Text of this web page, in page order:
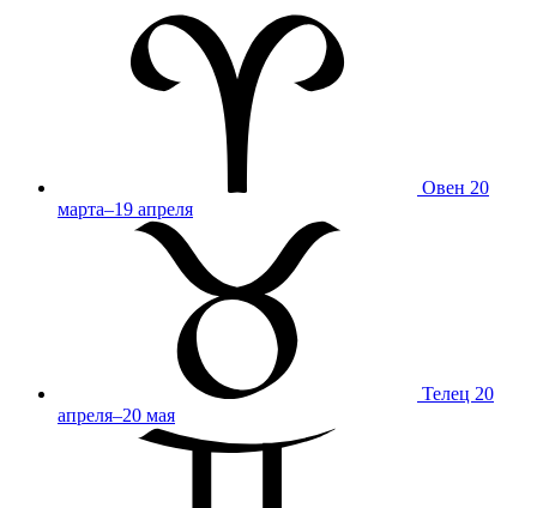
Овен 20
марта–19 апреля
Телец 20
апреля–20 мая